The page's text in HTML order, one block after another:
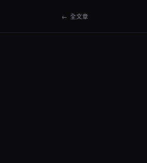
← 全文章